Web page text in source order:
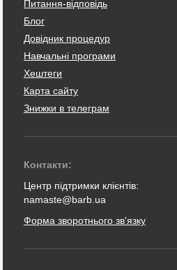
Питання-відповідь
Блог
Довідник процедур
Навчальні програми
Хештеги
Карта сайту
Знижки в телеграм
Контакти:
Центр підтримки клієнтів:
namaste@barb.ua
Форма зворотнього зв'язку